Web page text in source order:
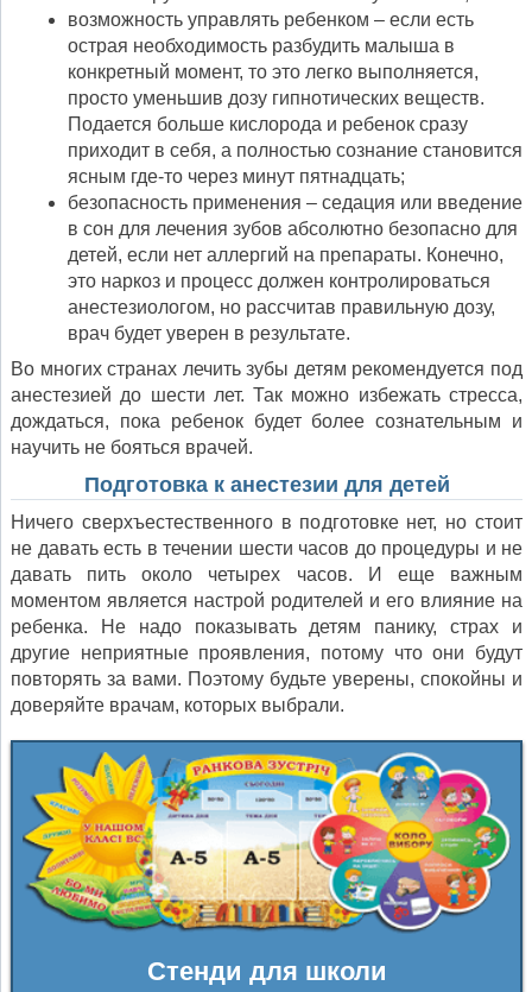
возможность управлять ребенком – если есть
острая необходимость разбудить малыша в
конкретный момент, то это легко выполняется,
просто уменьшив дозу гипнотических веществ.
Подается больше кислорода и ребенок сразу
приходит в себя, а полностью сознание становится
ясным где-то через минут пятнадцать;
безопасность применения – седация или введение
в сон для лечения зубов абсолютно безопасно для
детей, если нет аллергий на препараты. Конечно,
это наркоз и процесс должен контролироваться
анестезиологом, но рассчитав правильную дозу,
врач будет уверен в результате.
Во многих странах лечить зубы детям рекомендуется под
анестезией до шести лет. Так можно избежать стресса,
дождаться, пока ребенок будет более сознательным и
научить не бояться врачей.
Подготовка к анестезии для детей
Ничего сверхъестественного в подготовке нет, но стоит
не давать есть в течении шести часов до процедуры и не
давать пить около четырех часов. И еще важным
моментом является настрой родителей и его влияние на
ребенка. Не надо показывать детям панику, страх и
другие неприятные проявления, потому что они будут
повторять за вами. Поэтому будьте уверены, спокойны и
доверяйте врачам, которых выбрали.
Стенди для школи